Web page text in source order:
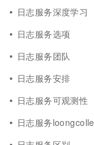
日志服务深度学习
日志服务选项
日志服务团队
日志服务安排
日志服务可观测性
日志服务